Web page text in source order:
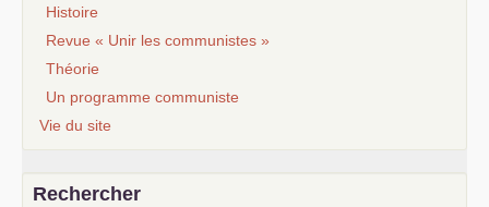
Histoire
Revue « Unir les communistes »
Théorie
Un programme communiste
Vie du site
Rechercher